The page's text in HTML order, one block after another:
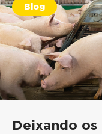
Blog
Deixando